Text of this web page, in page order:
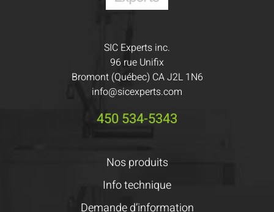
SIC Experts inc.
96 rue Unifix
Bromont (Québec) CA J2L 1N6
info@sicexperts.com
450 534-5343
Nos produits
Info technique
Demande d’information